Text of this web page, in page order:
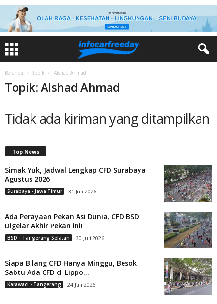
Beranda Topik Alshad Ahmad
Topik: Alshad Ahmad
Tidak ada kiriman yang ditampilkan
Top News
Simak Yuk, Jadwal Lengkap CFD Surabaya
Agustus 2026
Surabaya - Jawa Timur 31 Juli 2026
Ada Perayaan Pekan Asi Dunia, CFD BSD
Digelar Akhir Pekan ini!
BSD - Tangerang Selatan 30 Juli 2026
Siapa Bilang CFD Hanya Minggu, Besok
Sabtu Ada CFD di Lippo...
Karawaci - Tangerang 24 Juli 2026